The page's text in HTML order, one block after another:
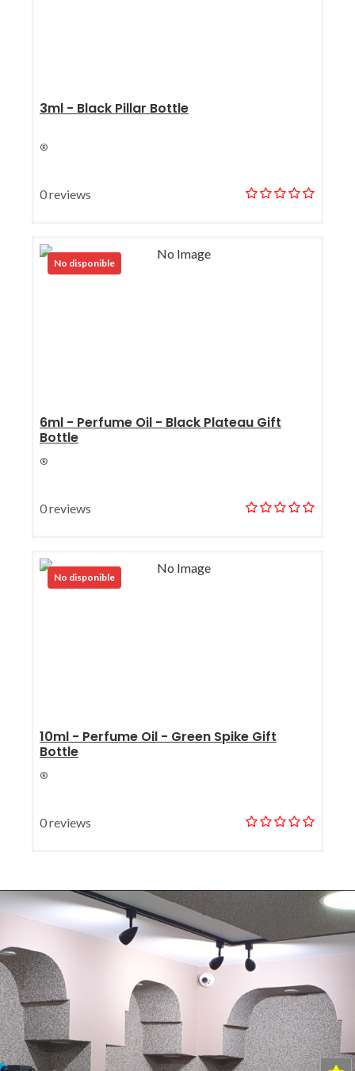
3ml - Black Pillar Bottle
®
0 reviews
No disponible
6ml - Perfume Oil - Black Plateau Gift
Bottle
®
0 reviews
No disponible
10ml - Perfume Oil - Green Spike Gift
Bottle
®
0 reviews